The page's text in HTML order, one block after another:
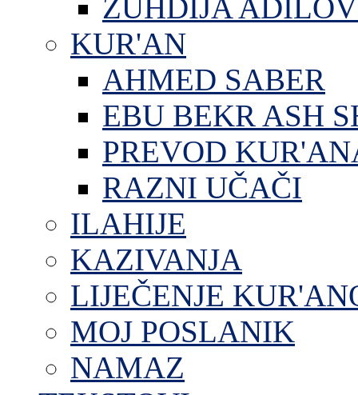
ZUHDIJA
KUR'AN
AHMED SABER
EBU BEKR ASH
PREVOD
RAZNI UČAČI
ILAHIJE
KAZIVANJA
LIJEČENJE
MOJ POSLANIK
NAMAZ